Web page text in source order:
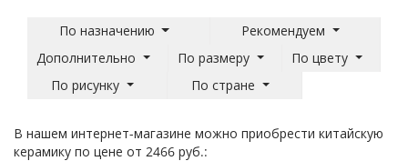
По назначению
Рекомендуем
Дополнительно
По размеру
По цвету
По рисунку
По стране
В нашем интернет-магазине можно приобрести китайскую
керамику по цене от 2466 руб.: